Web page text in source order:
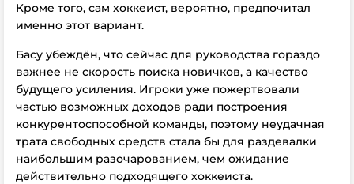
Кроме того, сам хоккеист, вероятно, предпочитал
именно этот вариант.
Басу убеждён, что сейчас для руководства гораздо
важнее не скорость поиска новичков, а качество
будущего усиления. Игроки уже пожертвовали
частью возможных доходов ради построения
конкурентоспособной команды, поэтому неудачная
трата свободных средств стала бы для раздевалки
наибольшим разочарованием, чем ожидание
действительно подходящего хоккеиста.